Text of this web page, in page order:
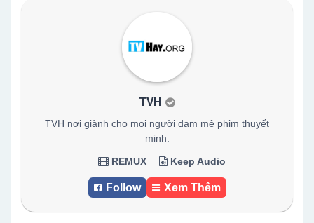
TVH
TVH nơi giành cho mọi người đam mê phim thuyết
minh.
REMUX Keep Audio
Follow Xem Thêm